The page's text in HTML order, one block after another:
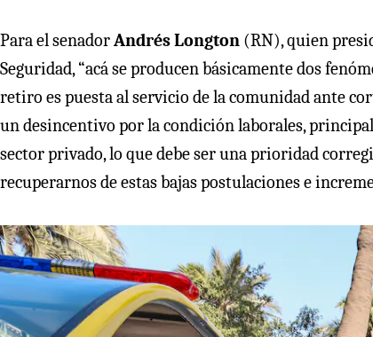
Para el senadorAndrés Longton (RN), quien
Seguridad, “acá se producen básicamente dos
retiro es puesta al servicio de la comunidad ante
un desincentivo por la condición laborales,
sector privado, lo que debe ser una prioridad
recuperarnos de estas bajas postulaciones e